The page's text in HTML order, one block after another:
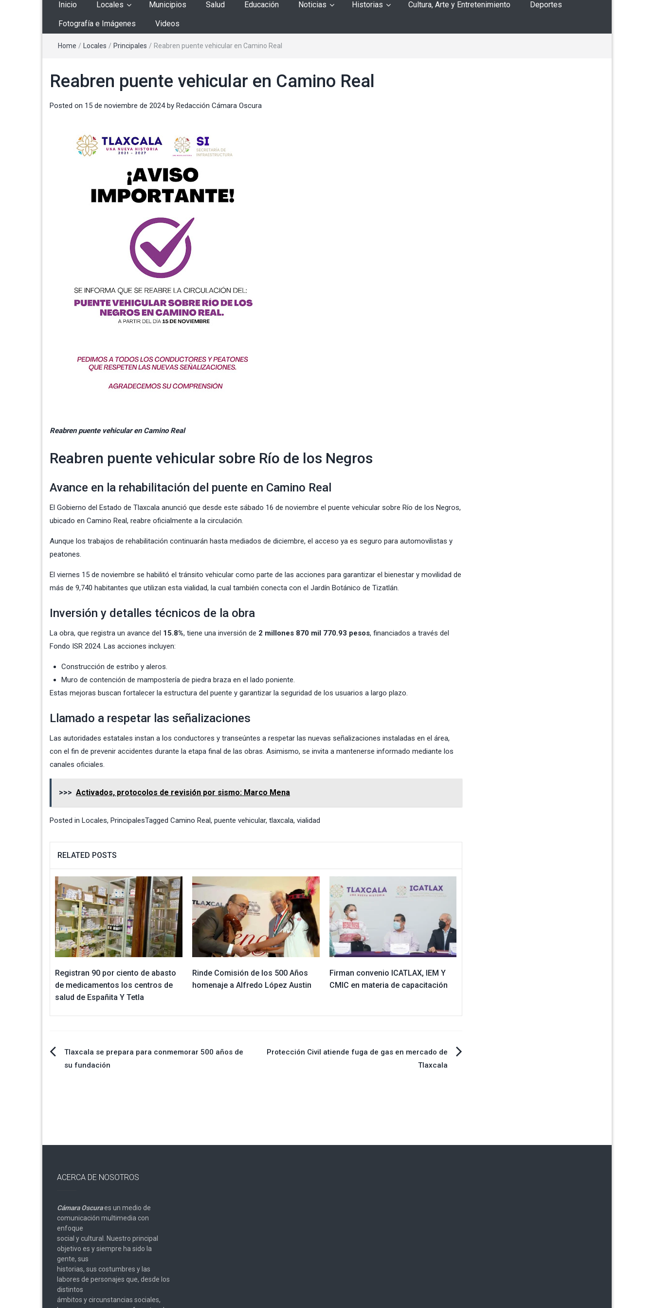
Inicio Locales Municipios Salud Educación Noticias Historias Cultura, Arte y Entretenimiento Deportes
Fotografía e Imágenes Videos
Home / Locales / Principales / Reabren puente vehicular en Camino Real
Reabren puente vehicular en Camino Real
Posted on 15 de noviembre de 2024by Redacción Cámara Oscura
Reabren puente vehicular en Camino Real
Reabren puente vehicular sobre Río de los Negros
Avance en la rehabilitación del puente en Camino Real
El Gobierno del Estado de Tlaxcala anunció que desde este sábado 16 de noviembre el puente vehicular sobre Río de los Negros,
ubicado en Camino Real, reabre oficialmente a la circulación.
Aunque los trabajos de rehabilitación continuarán hasta mediados de diciembre, el acceso ya es seguro para automovilistas y
peatones.
El viernes 15 de noviembre se habilitó el tránsito vehicular como parte de las acciones para garantizar el bienestar y movilidad de
más de 9,740 habitantes que utilizan esta vialidad, la cual también conecta con el Jardín Botánico de Tizatlán.
Inversión y detalles técnicos de la obra
La obra, que registra un avance del 15.8%, tiene una inversión de 2 millones 870 mil 770.93 pesos, financiados a través del
Fondo ISR 2024. Las acciones incluyen:
Construcción de estribo y aleros.
Muro de contención de mampostería de piedra braza en el lado poniente.
Estas mejoras buscan fortalecer la estructura del puente y garantizar la seguridad de los usuarios a largo plazo.
Llamado a respetar las señalizaciones
Las autoridades estatales instan a los conductores y transeúntes a respetar las nuevas señalizaciones instaladas en el área,
con el fin de prevenir accidentes durante la etapa final de las obras. Asimismo, se invita a mantenerse informado mediante los
canales oficiales.
>>> Activados, protocolos de revisión por sismo: Marco Mena
Posted in Locales, PrincipalesTagged Camino Real, puente vehicular, tlaxcala, vialidad
RELATED POSTS
Registran 90 por ciento de abasto
de medicamentos los centros de
salud de Españita Y Tetla
Rinde Comisión de los 500 Años
homenaje a Alfredo López Austin
Firman convenio ICATLAX, IEM Y
CMIC en materia de capacitación
Navegación
Tlaxcala se prepara para conmemorar 500 años de
su fundación
Protección Civil atiende fuga de gas en mercado de
Tlaxcala
ACERCA DE NOSOTROS
Cámara Oscuraes un medio de
comunicación multimedia con
enfoque
social y cultural. Nuestro principal
objetivo es y siempre ha sido la
gente, sus
historias, sus costumbres y las
labores de personajes que, desde los
distintos
ámbitos y circunstancias sociales,